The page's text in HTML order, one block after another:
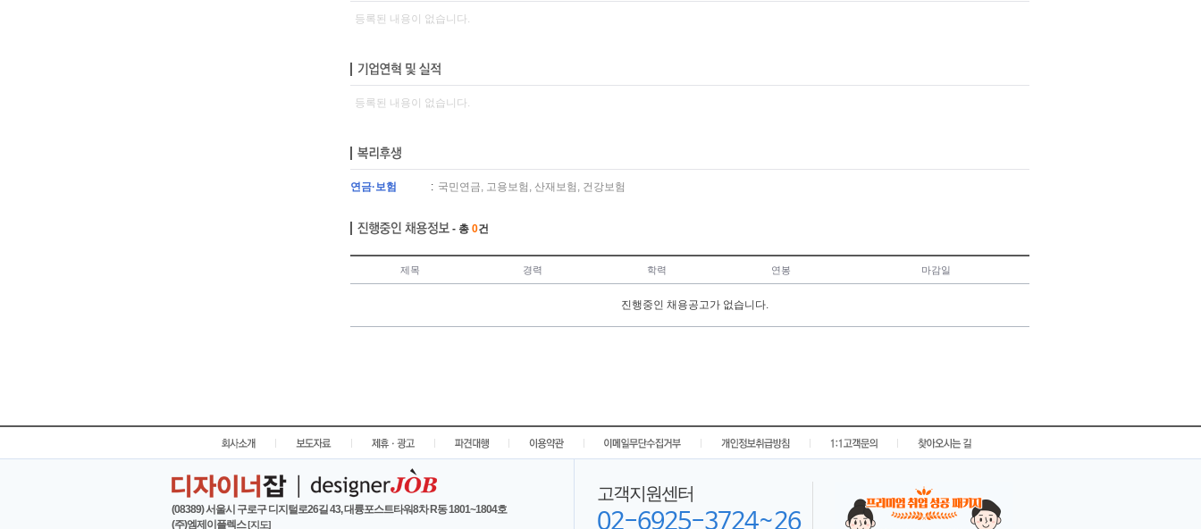
등록된 내용이 없습니다.
등록된 내용이 없습니다.
연금·보험 : 국민연금, 고용보험, 산재보험, 건강보험
- 총 0건
제목 경력 학력 연봉 마감일
진행중인 채용공고가 없습니다.
| | | | | | | |
(08389) 서울시 구로구 디지털로26길 43, 대륭포스트타워8차 R동 1801~1804호
(주)엠제이플렉스[지도]
고객지원센터
02-6925-3724~26